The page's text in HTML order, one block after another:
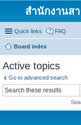
สำนักงานส
Quick links FAQ
Board index
Active topics
Go to advanced search